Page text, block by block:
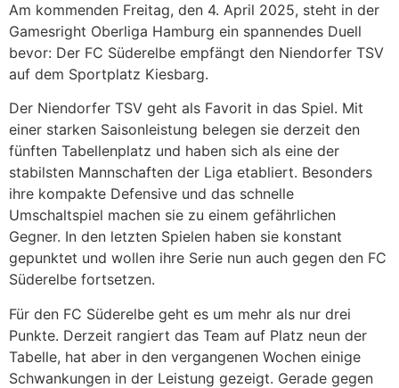
Am kommenden Freitag, den 4. April 2025, steht in der
Gamesright Oberliga Hamburg ein spannendes Duell
bevor: Der FC Süderelbe empfängt den Niendorfer TSV
auf dem Sportplatz Kiesbarg.
Der Niendorfer TSV geht als Favorit in das Spiel. Mit
einer starken Saisonleistung belegen sie derzeit den
fünften Tabellenplatz und haben sich als eine der
stabilsten Mannschaften der Liga etabliert. Besonders
ihre kompakte Defensive und das schnelle
Umschaltspiel machen sie zu einem gefährlichen
Gegner. In den letzten Spielen haben sie konstant
gepunktet und wollen ihre Serie nun auch gegen den FC
Süderelbe fortsetzen.
Für den FC Süderelbe geht es um mehr als nur drei
Punkte. Derzeit rangiert das Team auf Platz neun der
Tabelle, hat aber in den vergangenen Wochen einige
Schwankungen in der Leistung gezeigt. Gerade gegen